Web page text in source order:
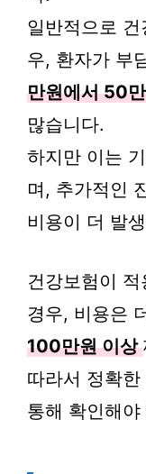
일반적으로
우, 환자가 부
만원에서 50
많습니다.
하지만 이는
며, 추가적인
비용이 더 발
건강보험이
경우, 비용은
100만원 이상
따라서 정확
통해 확인해야